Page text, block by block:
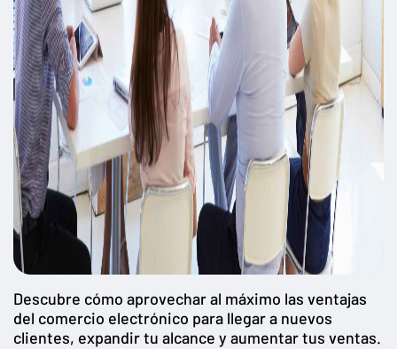
Descubre cómo aprovechar al máximo las ventajas
del comercio electrónico para llegar a nuevos
clientes, expandir tu alcance y aumentar tus ventas.